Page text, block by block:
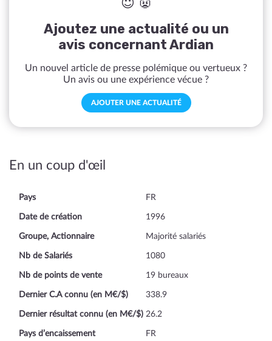
😇 👿
Ajoutez une actualité ou un
avis concernant Ardian
Un nouvel article de presse polémique ou vertueux ?
Un avis ou une expérience vécue ?
AJOUTER UNE ACTUALITÉ
En un coup d'œil
Pays FR
Date de création 1996
Groupe, Actionnaire Majorité salariés
Nb de Salariés 1080
Nb de points de vente 19 bureaux
Dernier C.A connu (en M€/$) 338.9
Dernier résultat connu (en M€/$) 26.2
Pays d’encaissement FR